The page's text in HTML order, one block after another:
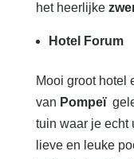
het heerlijke
Hotel Forum
Mooi groot hotel
van Pompeï
tuin waar je echt
lieve en leuke